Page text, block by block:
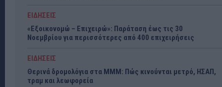
ΕΙΔΗΣΕΙΣ
«Εξοικονομώ – Επιχειρώ»: Παράταση έως τις 30
Νοεμβρίου για περισσότερες από 400 επιχειρήσεις
ΕΙΔΗΣΕΙΣ
Θερινά δρομολόγια στα ΜΜΜ: Πώς κινούνται μετρό, ΗΣΑΠ,
τραμ και λεωφορεία